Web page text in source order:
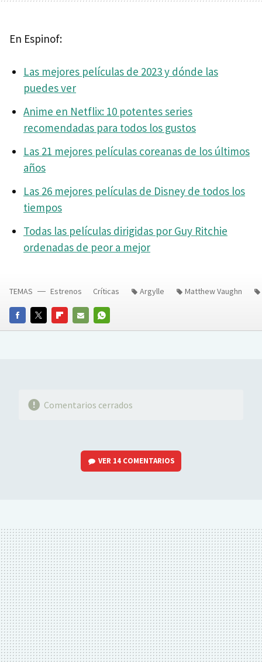
En Espinof:
Las mejores películas de 2023 y dónde las
puedes ver
Anime en Netflix: 10 potentes series
recomendadas para todos los gustos
Las 21 mejores películas coreanas de los últimos
años
Las 26 mejores películas de Disney de todos los
tiempos
Todas las películas dirigidas por Guy Ritchie
ordenadas de peor a mejor
FACEBOOKTWITTERFLIPBOARD
E-
WHATSAPP
TEMAS Estrenos Críticas Argylle Matthew Vaughn
Comentarios cerrados
VER 14 COMENTARIOS